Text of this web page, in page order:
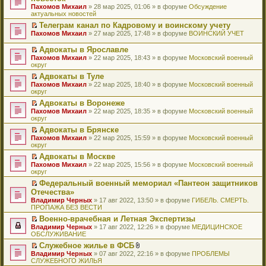
ю
щ
е
н
и
ю
о
о
б
щ
е
н
и
ю
о
м
у
с
о
б
щ
е
н
и
ю
а
н
н
м
у
с
о
о
б
щ
е
н
и
ю
о
ч
и
а
н
н
о
м
у
с
о
о
б
щ
е
н
и
ю
н
е
п
о
и
т
а
н
н
о
м
у
с
о
о
б
щ
е
н
и
ю
в
о
м
у
н
п
р
о
ч
и
т
а
н
н
о
м
у
с
о
о
б
щ
е
н
и
ю
п
е
р
о
м
у
н
е
п
р
о
ч
и
т
а
н
н
о
м
у
с
о
о
б
щ
е
н
и
ю
е
р
е
й
т
к
п
е
р
в
о
м
у
н
е
п
р
о
ч
и
т
а
н
н
о
м
у
с
о
о
б
щ
е
н
и
ю
Пахомов Михаил » 28 мар 2025, 01:06 » в форуме Обсуждение
актуальных новостей
П
р
е
й
т
и
к
п
е
р
в
о
м
у
н
е
п
р
о
ч
и
а
н
н
о
м
у
с
о
о
б
Телеграм канал по Кадровому и воинскому учету
Пахомов Михаил » 27 мар 2025, 17:48 » в форуме ВОИНСКИЙ УЧЕТ
П
е
р
е
й
т
и
к
п
е
р
в
о
м
у
н
е
п
р
о
ч
и
т
а
н
н
о
м
у
с
Адвокаты в Ярославле
Пахомов Михаил » 22 мар 2025, 18:43 » в форуме Московский военный
округ
П
е
р
е
й
т
и
к
п
е
р
в
о
м
у
н
е
п
р
о
ч
и
т
а
н
н
Адвокаты в Туле
Пахомов Михаил » 22 мар 2025, 18:40 » в форуме Московский военный
округ
П
е
р
е
й
т
и
к
п
е
р
в
о
м
у
н
е
п
р
о
ч
и
Адвокаты в Воронеже
Пахомов Михаил » 22 мар 2025, 18:35 » в форуме Московский военный
округ
П
е
р
е
й
т
и
к
п
е
р
в
о
м
у
н
е
п
р
Адвокаты в Брянске
Пахомов Михаил » 22 мар 2025, 15:59 » в форуме Московский военный
округ
П
е
р
е
й
т
и
к
п
е
р
в
о
м
у
Адвокаты в Москве
Пахомов Михаил » 22 мар 2025, 15:56 » в форуме Московский военный
округ
П
е
р
е
й
т
и
к
п
е
р
Федеральный военный мемориал «Пантеон защитников
Отечества»
Владимир Черных » 17 авг 2022, 13:50 » в форуме ГИБЕЛЬ. СМЕРТЬ.
ПРОПАЖА БЕЗ ВЕСТИ
П
е
р
е
й
т
Военно-врачебная и Летная Экспертизы
Владимир Черных » 17 авг 2022, 12:26 » в форуме МЕДИЦИНСКОЕ
ОБСЛУЖИВАНИЕ
П
е
Служебное жилье в ФСБ
В
Владимир Черных » 07 авг 2022, 22:16 » в форуме ПРОБЛЕМЫ
СЛУЖЕБНОГО ЖИЛЬЯ